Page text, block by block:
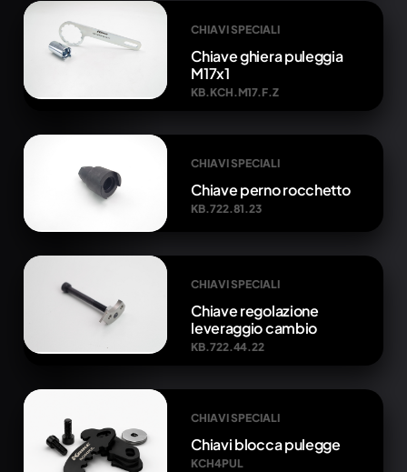
CHIAVI SPECIALI
Chiave ghiera puleggia
M17x1
KB.KCH.M17.F.Z
CHIAVI SPECIALI
Chiave perno rocchetto
KB.722.81.23
CHIAVI SPECIALI
Chiave regolazione
leveraggio cambio
KB.722.44.22
CHIAVI SPECIALI
Chiavi blocca pulegge
KCH4PUL